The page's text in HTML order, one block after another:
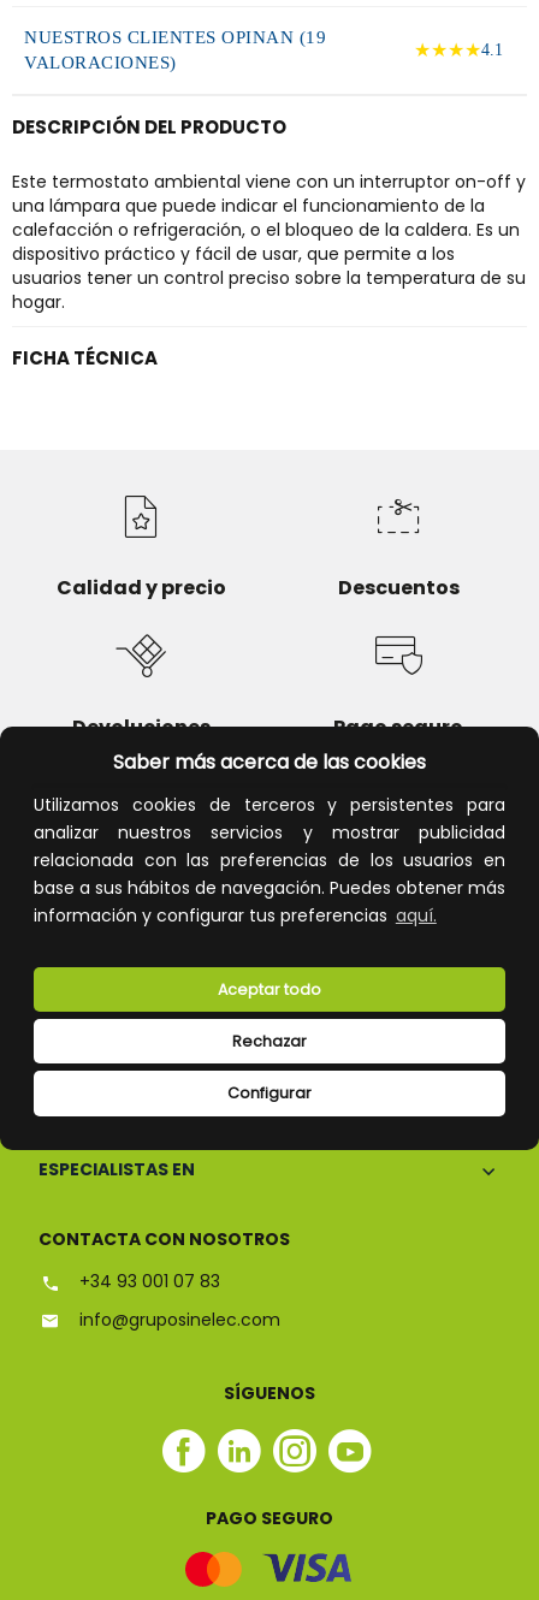
Saber más acerca de las cookies
Utilizamos cookies de terceros y persistentes para
analizar nuestros servicios y mostrar publicidad
relacionada con las preferencias de los usuarios en
base a sus hábitos de navegación. Puedes obtener más
información y configurar tus preferencias aquí.
Configurar
Rechazar
Aceptar todo
NUESTROS CLIENTES OPINAN (19
VALORACIONES)
★★★★4.1
DESCRIPCIÓN DEL PRODUCTO
Este termostato ambiental viene con un interruptor on-off y
una lámpara que puede indicar el funcionamiento de la
calefacción o refrigeración, o el bloqueo de la caldera. Es un
dispositivo práctico y fácil de usar, que permite a los
usuarios tener un control preciso sobre la temperatura de su
hogar.
FICHA TÉCNICA
Calidad y precio Descuentos
Devoluciones Pago seguro
Atención al cliente
ESPECIALISTAS EN
CONTACTA CON NOSOTROS
+34 93 001 07 83
info@gruposinelec.com
SÍGUENOS
Facebook
Linkedin
Instagram
Youtube
PAGO SEGURO